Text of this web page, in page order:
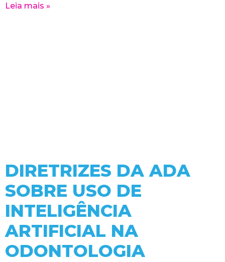
Leia mais »
DIRETRIZES DA ADA
SOBRE USO DE
INTELIGÊNCIA
ARTIFICIAL NA
ODONTOLOGIA